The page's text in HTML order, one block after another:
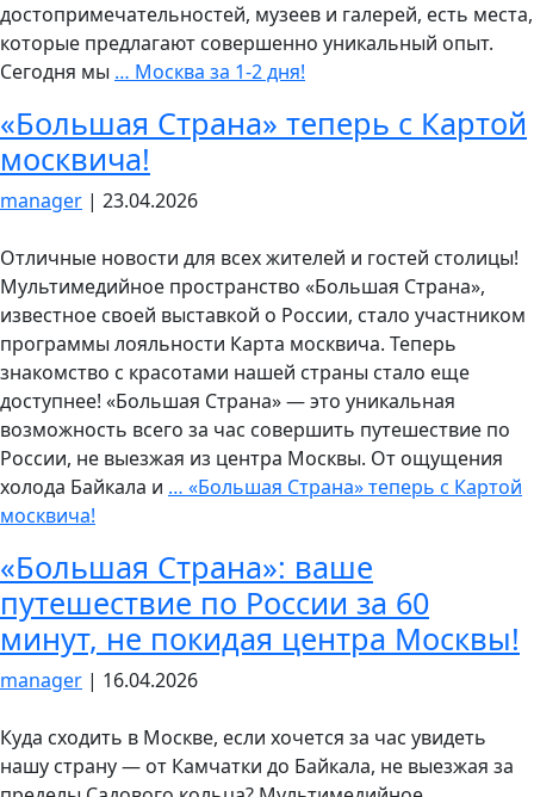
достопримечательностей, музеев и галерей, есть места,
которые предлагают совершенно уникальный опыт.
Сегодня мы … Москва за 1-2 дня!
«Большая Страна» теперь с Картой
москвича!
manager | 23.04.2026
Отличные новости для всех жителей и гостей столицы!
Мультимедийное пространство «Большая Страна»,
известное своей выставкой о России, стало участником
программы лояльности Карта москвича. Теперь
знакомство с красотами нашей страны стало еще
доступнее! «Большая Страна» — это уникальная
возможность всего за час совершить путешествие по
России, не выезжая из центра Москвы. От ощущения
холода Байкала и … «Большая Страна» теперь с Картой
москвича!
«Большая Страна»: ваше
путешествие по России за 60
минут, не покидая центра Москвы!
manager | 16.04.2026
Куда сходить в Москве, если хочется за час увидеть
нашу страну — от Камчатки до Байкала, не выезжая за